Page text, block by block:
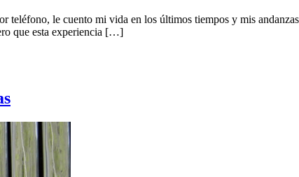
le cuento mi vida en los últimos tiempos y mis
que esta experiencia […]